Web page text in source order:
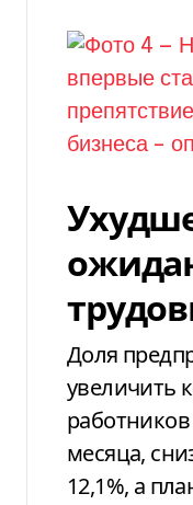
Доля
увеличить
месяца,
12,1%, а